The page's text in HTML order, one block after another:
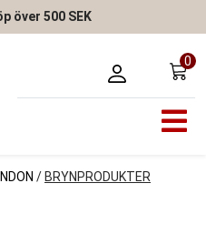
över 500 SEK
0
/ BRYNPRODUKTER